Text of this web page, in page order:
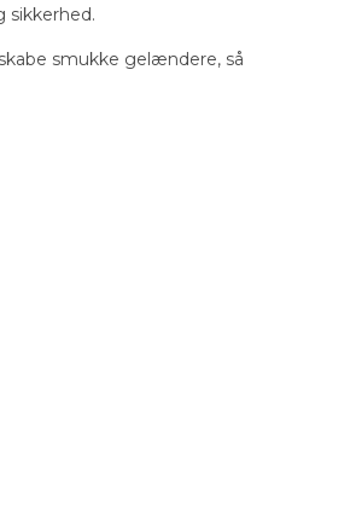
sikkerhed.
smukke gelændere, så